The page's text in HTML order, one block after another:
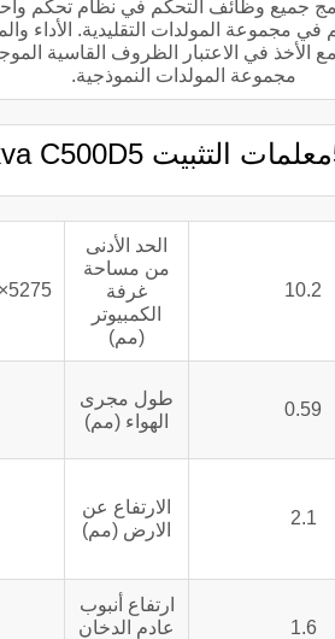
نظام تحكم واحد, والتي تتمتع بأداء
الأداء والموثوقية. تم تصميم
القاسية الموجودة في تطبيقات
النموذجية.
غرفة
طول مجرى
الهواء (مم)
500
الارتفاع عن
الارض (مم)
≈600
عادم الدخان
2500